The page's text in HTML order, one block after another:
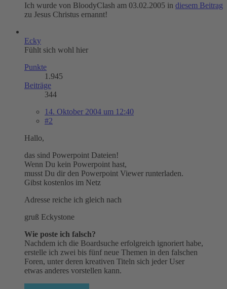
Ich wurde von BloodyClash am 03.02.2005 in diesem Beitrag
zu Jesus Christus ernannt!
Ecky
Fühlt sich wohl hier
Punkte
1.945
Beiträge
344
14. Oktober 2004 um 12:40
#2
Hallo,
das sind Powerpoint Dateien!
Wenn Du kein Powerpoint hast,
musst Du dir den Powerpoint Viewer runterladen.
Gibst kostenlos im Netz
Adresse reiche ich gleich nach
gruß Eckystone
Wie poste ich falsch?
Nachdem ich die Boardsuche erfolgreich ignoriert habe,
erstelle ich zwei bis fünf neue Themen in den falschen
Foren, unter deren kreativen Titeln sich jeder User
etwas anderes vorstellen kann.